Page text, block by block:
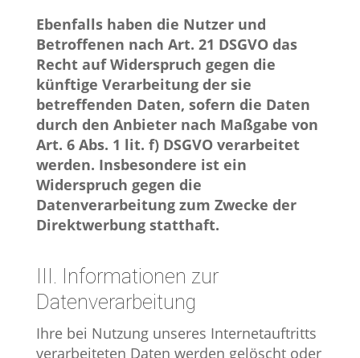
Ebenfalls haben die Nutzer und
Betroffenen nach Art. 21 DSGVO das
Recht auf Widerspruch gegen die
künftige Verarbeitung der sie
betreffenden Daten, sofern die Daten
durch den Anbieter nach Maßgabe von
Art. 6 Abs. 1 lit. f) DSGVO verarbeitet
werden. Insbesondere ist ein
Widerspruch gegen die
Datenverarbeitung zum Zwecke der
Direktwerbung statthaft.
III. Informationen zur
Datenverarbeitung
Ihre bei Nutzung unseres Internetauftritts
verarbeiteten Daten werden gelöscht oder